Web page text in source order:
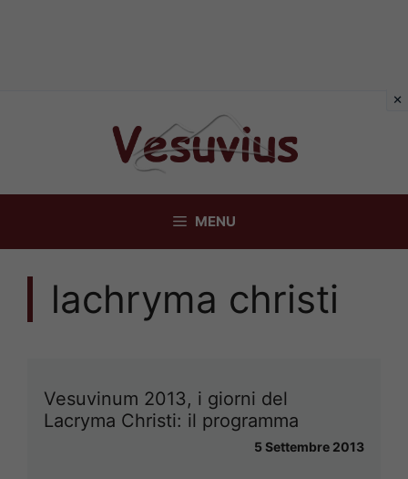
MENU
lachryma christi
Vesuvinum 2013, i giorni del
Lacryma Christi: il programma
5 Settembre 2013